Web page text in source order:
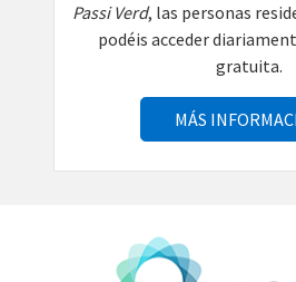
Passi Verd, las personas
podéis acceder
gratuita.
MÁS